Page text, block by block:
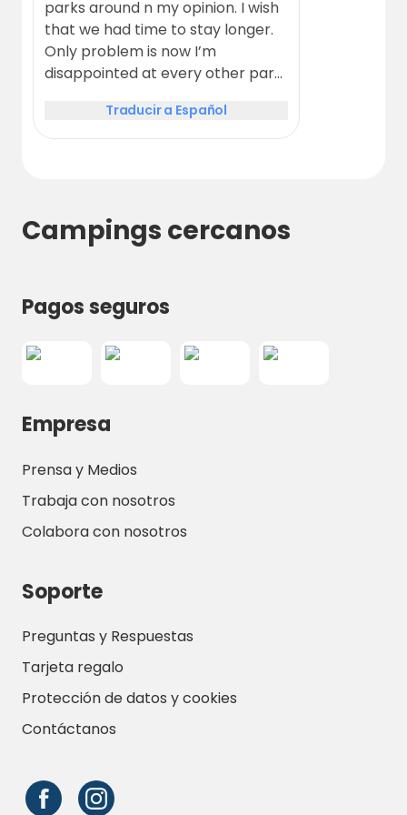
planear tu escapada ideal!
parks around n my opinion. I wish
that we had time to stay longer.
Only problem is now I’m
disappointed at every other park
Traducir a Español
Campings cercanos
Pagos seguros
Empresa
Prensa y Medios
Trabaja con nosotros
Colabora con nosotros
Soporte
Preguntas y Respuestas
Tarjeta regalo
Protección de datos y cookies
Contáctanos